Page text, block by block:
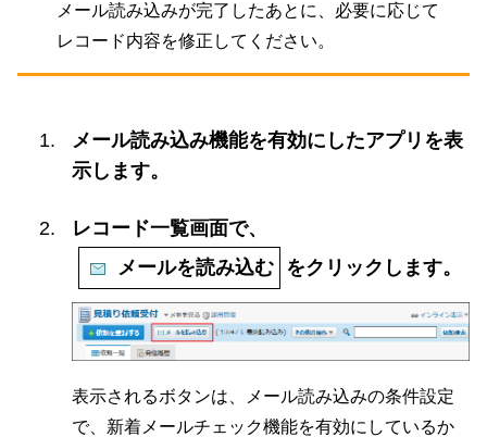
メール読み込みが完了したあとに、必要に応じて
レコード内容を修正してください。
メール読み込み機能を有効にしたアプリを表
示します。
レコード一覧画面で、
メールを読み込む をクリックします。
表示されるボタンは、メール読み込みの条件設定
で、新着メールチェック機能を有効にしているか